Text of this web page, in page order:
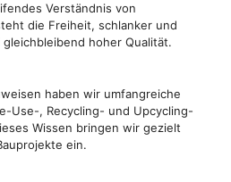
Verständnis von
die Freiheit, schlanker und
hoher Qualität.
haben wir umfangreiche
Use-, Recycling- und Upcycling-
Wissen bringen wir gezielt
ein.